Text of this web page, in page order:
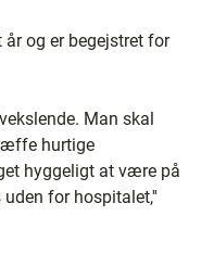
og er begejstret for
Man skal
hurtige
hyggeligt at være på
for hospitalet,''